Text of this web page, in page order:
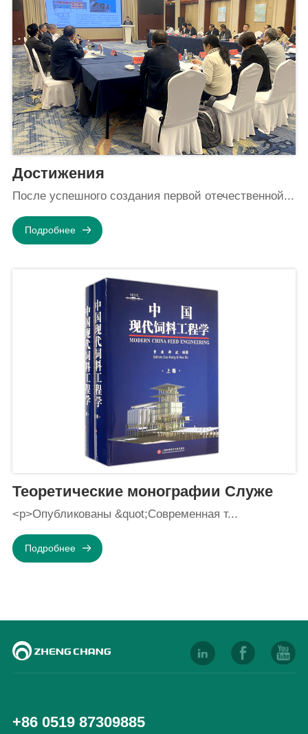
Достижения
После успешного создания первой отечественной...
Подробнее
Теоретические монографии Служе
<p>Опубликованы &quot;Современная т...
Подробнее
+86 0519 87309885